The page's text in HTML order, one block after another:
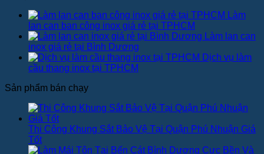
Làm
lan can ban công inox giá rẻ tại TPHCM
Làm lan can
inox giá rẻ tại Bình Dương
Dịch vụ làm
cầu thang inox tại TPHCM
Sản phẩm bán chạy
Thi Công Khung Sắt Bảo Vệ Tại Quận Phú Nhuận Giá
Tốt